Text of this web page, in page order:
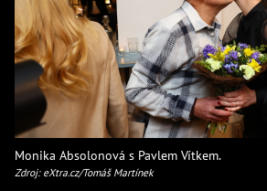
Monika Absolonová s Pavlem Vítkem.
Zdroj: eXtra.cz/Tomáš Martínek